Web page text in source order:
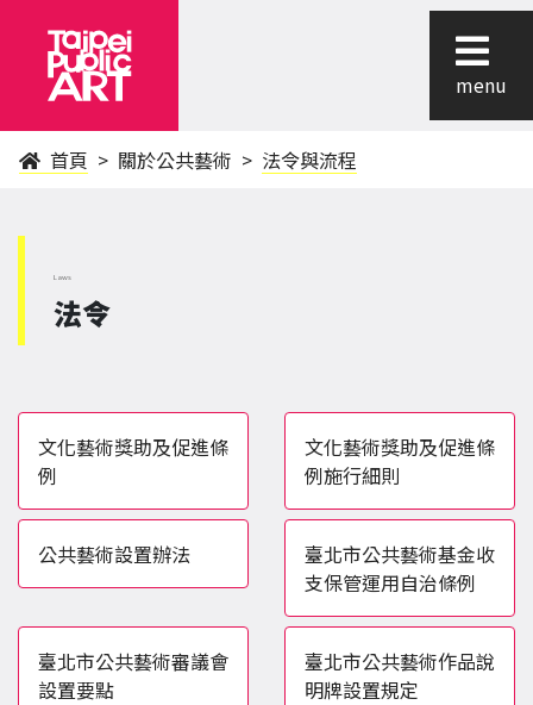
menu
首頁 關於公共藝術 法令與流程
Laws
法令
文化藝術獎助及促進條
例
文化藝術獎助及促進條
例施行細則
公共藝術設置辦法
臺北市公共藝術基金收
支保管運用自治條例
臺北市公共藝術審議會
設置要點
臺北市公共藝術作品說
明牌設置規定